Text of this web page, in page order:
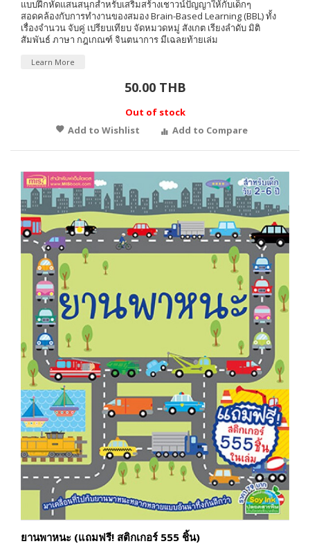
แบบฝึกหัดแสนสนุกสำหรับเสริมสร้างเชาวน์ปัญญาให้กับเด็กๆ
สอดคล้องกับการทำงานของสมอง Brain-Based Learning (BBL) ทั้ง
เรื่องจำนวน จับคู่ เปรียบเทียบ จัดหมวดหมู่ สังเกต เรียงลำดับ มิติ
สัมพันธ์ ภาษา กฎเกณฑ์ จินตนาการ มีเฉลยท้ายเล่ม
Learn More
50.00 THB
Out of stock
Add to Wishlist
Add to Compare
ยานพาหนะ (แถมฟรี! สติกเกอร์ 555 ชิ้น)